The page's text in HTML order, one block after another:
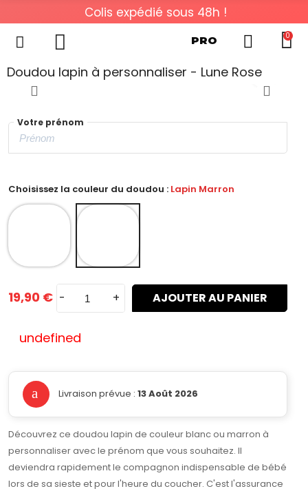
Colis expédié sous 48h !
PRO 0
Doudou lapin à personnaliser - Lune Rose
Votre prénom
Choisissez la couleur du doudou : Lapin Marron
19,90 € - + AJOUTER AU PANIER
undefined
Livraison prévue : 13 Août 2026
Découvrez ce doudou lapin de couleur blanc ou marron à
personnaliser avec le prénom que vous souhaitez. Il
deviendra rapidement le compagnon indispensable de bébé
lors de sa sieste et pour l'heure du coucher. C'est l'assurance